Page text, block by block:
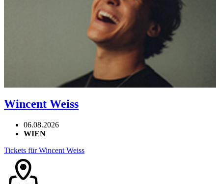
Wincent Weiss
06.08.2026
WIEN
Tickets für Wincent Weiss